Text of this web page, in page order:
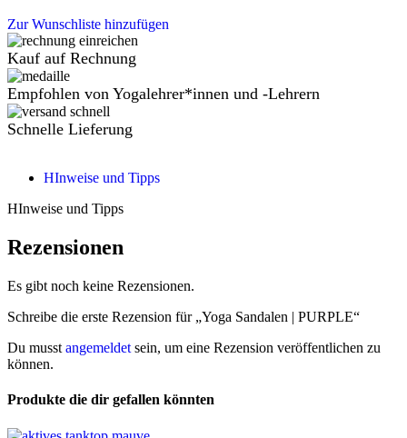
Zur Wunschliste hinzufügen
Kauf auf Rechnung
Empfohlen von Yogalehrer*innen und -Lehrern
Schnelle Lieferung
HInweise und Tipps
HInweise und Tipps
Rezensionen
Es gibt noch keine Rezensionen.
Schreibe die erste Rezension für „Yoga Sandalen | PURPLE“
Du musst angemeldet sein, um eine Rezension veröffentlichen zu
können.
Produkte die dir gefallen könnten